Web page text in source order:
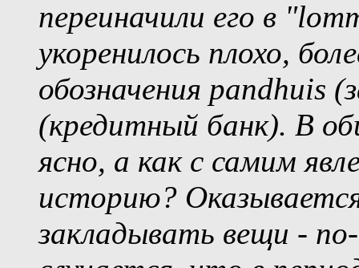
переиначили его в
укоренилось плохо,
обозначения pandhuis
(кредитный банк). В
ясно, а как с самим
историю?
закладывать вещи -